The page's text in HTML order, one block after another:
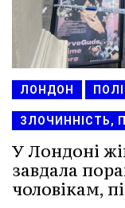
ЛОНДОН
ЗЛОЧИННІСТЬ,
У Лондоні
завдала
чоловікам,